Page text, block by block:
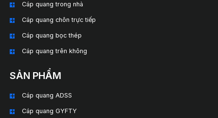
Cáp quang trong nhà
Cáp quang chôn trực tiếp
Cáp quang bọc thép
Cáp quang trên không
SẢN PHẨM
Cáp quang ADSS
Cáp quang GYFTY